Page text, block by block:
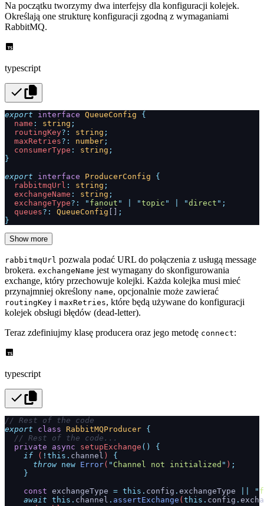
Na początku tworzymy dwa interfejsy dla konfiguracji kolejek.
Określają one strukturę konfiguracji zgodną z wymaganiami
RabbitMQ.
typescript
export interface QueueConfig {
  name
: string ;
  routingKey
?: string ;
  maxRetries
?: number ;
  consumerType
: string ;
}
export interface ProducerConfig {
  rabbitmqUrl
: string ;
  exchangeName
: string ;
  exchangeType
?: " fanout " "topic " "direct " ;
  queues
?: QueueConfig
;
}
Show more
rabbitmqUrl pozwala podać URL do połączenia z usługą message
brokera. exchangeName jest wymagany do skonfigurowania
exchange, który przechowuje kolejki. Każda kolejka musi mieć
przynajmniej określony name, opcjonalnie może zawierać
routingKey i maxRetries, które będą używane do konfiguracji
kolejek obsługi błędów (dead-letter).
Teraz zdefiniujmy klasę producera oraz jego metodę connect:
typescript
// Rest of the code
export class RabbitMQProducer {
  // Rest of the code...
  private
async setupExchange ()
{
    if
( !this. channel ) {
      throw
new Error( " Channel not initialized " ) ;
    }
    const
exchangeType = this. config . exchangeType "
    await
this. channel . assertExchange ( this. config .